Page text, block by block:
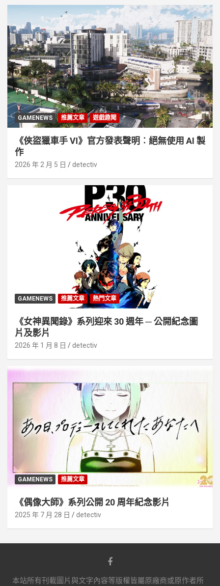
GAMENEWS 推薦文章 遊戲趣聞
《俠盜獵車手 VI》官方發表聲明︰絕無使用 AI 製
作
2026 年 2 月 5 日 detectiv
GAMENEWS 推薦文章 熱門文章
《女神異聞錄》系列迎來 30 週年 ─ 公開紀念圖
片及影片
2026 年 1 月 8 日 detectiv
GAMENEWS 推薦文章
《偶像大師》系列公開 20 周年紀念影片
2025 年 7 月 28 日 detectiv
本站所有刊載圖片與文字內容等版權皆屬原廠商或原作者所